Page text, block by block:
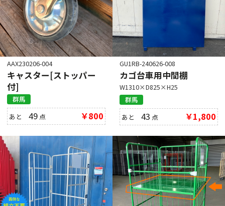
AAX230206-004
キャスター[ストッパー
付]
群馬
あと49 点 ￥800
GU1RB-240626-008
カゴ台車用中間棚
W1310×D825×H25
群馬
あと43 点 ￥1,800